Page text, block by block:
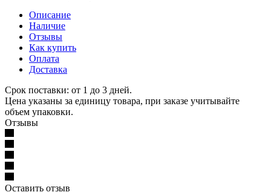
Описание
Наличие
Отзывы
Как купить
Оплата
Доставка
Срок поставки: от 1 до 3 дней.
Цена указаны за единицу товара, при заказе учитывайте
объем упаковки.
Отзывы
Оставить отзыв